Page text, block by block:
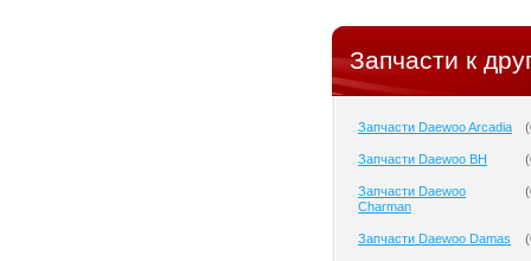
Запчасти к
Запчасти Daewoo Arcadia (
Запчасти Daewoo BH (
Запчасти Daewoo
Charman
(
Запчасти Daewoo Damas (